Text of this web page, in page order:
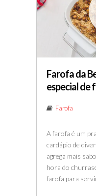
Farofa da
especial de
Farofa
A farofa é um
cardápio de
agrega mais
hora do
farofa para